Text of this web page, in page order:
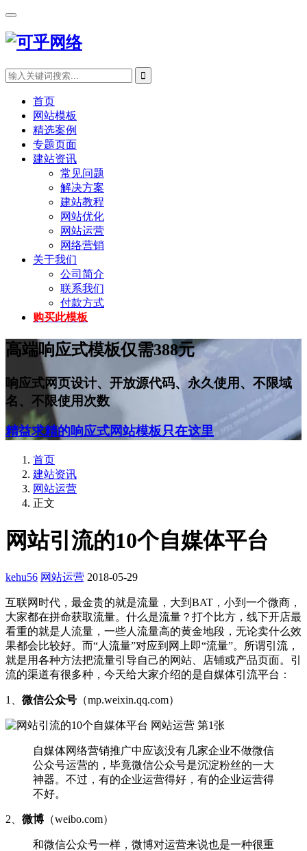
首页
网站模板
精选案例
专题页面
建站资讯
常见问题
解决方案
建站教程
网站优化
网站运营
网络营销
关于我们
公司简介
联系我们
付款方式
购买此模板
高端响应式模板仅需388元
响应式网页设计、开放源代码、永久使用、不限域
名、不限使用次数
精益求精的响应式网站模板只在这里
首页
建站资讯
网站运营
正文
网站引流的10个自媒体平台
kehu56 网站运营 2018-05-29
互联网时代，最金贵的就是流量，大到BAT，小到一个微商，
大家都在拼命获取流量。什么是流量？打个比方，线下开店最
看重的就是人流量，一些人流量高的黄金地段，无论卖什么效
果都会比较好。而“人流量”对应到网上即“流量”。所谓引流，
就是用各种方法把流量引导自己的网站、店铺或产品页面。引
流的渠道有很多种，今天给大家介绍的是自媒体引流平台：
1、 微信公众号 （mp.weixin.qq.com）
自媒体网络营销推广中应该没有几家企业不做微信
公众号运营的，毕竟微信公众号是沉淀粉丝的一大
神器。不过，有的企业运营得好，有的企业运营得
不好。
2、 微博 （weibo.com）
和微信公众号一样，微博对运营来说也是一种很重